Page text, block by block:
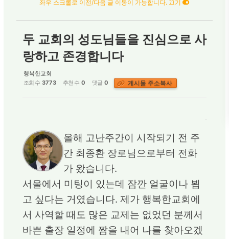
좌우 스크롤로 이전/다음 글 이동이 가능합니다. 끄기
두 교회의 성도님들을 진심으로 사
랑하고 존경합니다
행복한교회
조회 수 3773 추천 수 0 댓글 0 게시물 주소복사
올해 고난주간이 시작되기 전 주
간 최종환 장로님으로부터 전화
가 왔습니다.
서울에서 미팅이 있는데 잠깐 얼굴이나 뵙
고 싶다는 거였습니다. 제가 행복한교회에
서 사역할 때도 많은 교제는 없었던 분께서
바쁜 출장 일정에 짬을 내어 나를 찾아오겠